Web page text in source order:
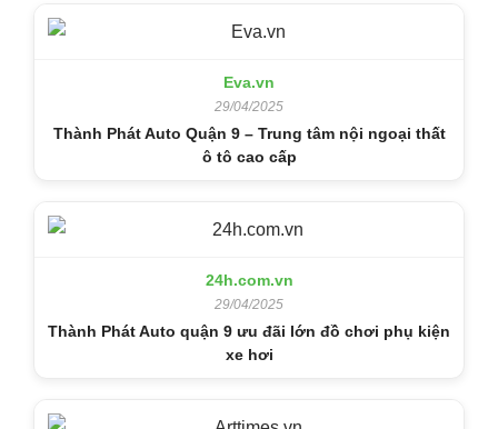
Eva.vn
29/04/2025
Thành Phát Auto Quận 9 – Trung tâm nội ngoại thất
ô tô cao cấp
24h.com.vn
29/04/2025
Thành Phát Auto quận 9 ưu đãi lớn đồ chơi phụ kiện
xe hơi